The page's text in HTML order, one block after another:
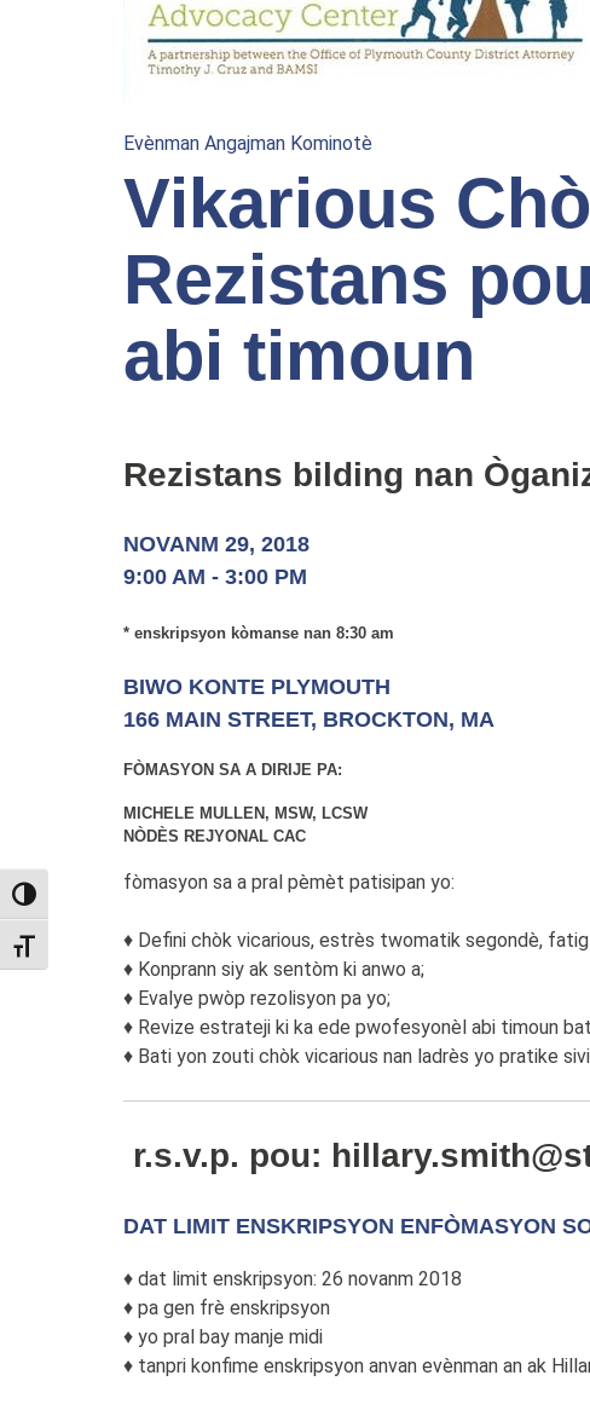
TOGGLE HIGH CONTRAST
TOGGLE FONT SIZE
Evènman Angajman Kominotè
Vikarious
Rezistans
abi timoun
Rezistans bilding nan
NOVANM 29, 2018
9:00 AM - 3:00 PM
* enskripsyon kòmanse nan 8:30 am
BIWO KONTE PLYMOUTH
166 MAIN STREET, BROCKTON, MA
FÒMASYON SA A DIRIJE PA:
MICHELE MULLEN, MSW, LCSW
NÒDÈS REJYONAL CAC
fòmasyon sa a pral pèmèt patisipan yo:
♦ Defini chòk vicarious, estrès twomatik segondè,
♦ Konprann siy ak sentòm ki anwo a;
♦ Evalye pwòp rezolisyon pa yo;
♦ Revize estrateji ki ka ede pwofesyonèl abi timoun
♦ Bati yon zouti chòk vicarious nan ladrès yo pratike
r.s.v.p. pou:
DAT LIMIT ENSKRIPSYON ENFÒMASYON
♦ dat limit enskripsyon: 26 novanm 2018
♦ pa gen frè enskripsyon
♦ yo pral bay manje midi
♦ tanpri konfime enskripsyon anvan evènman an ak